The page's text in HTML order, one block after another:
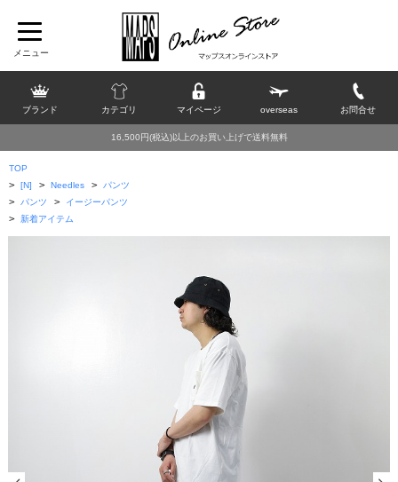
ブランド カテゴリ マイページ overseas お問合せ
16,500円(税込)以上のお買い上げで送料無料
TOP
> [N] > Needles > パンツ
> パンツ > イージーパンツ
> 新着アイテム